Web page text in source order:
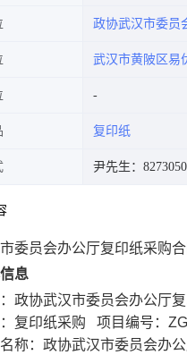
政协武汉市委员
武汉市黄陂区易
复印纸
尹先生：
委员会办公厅复印纸采购
息
政协武汉市委员会办公厅
复印纸采购 项目编号：
称：政协武汉市委员会办